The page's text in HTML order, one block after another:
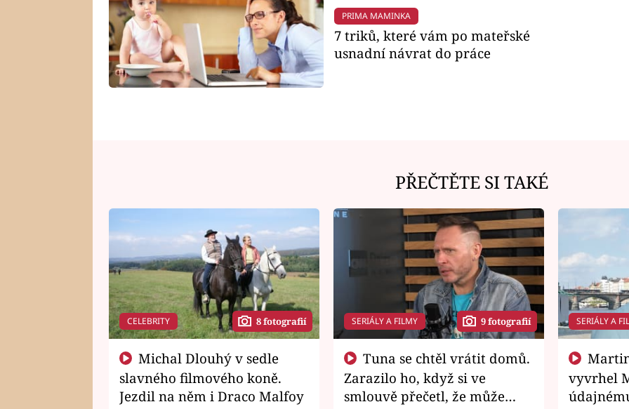
PRIMA MAMINKA
7 triků, které vám po mateřské
usnadní návrat do práce
PŘEČTĚTE SI TAKÉ
CELEBRITY 8 fotografií
slavného filmového koně.
Jezdil na něm i Draco Malfoy
SERIÁLY A FILMY 9 fotografií
Zarazilo ho, když si ve
smlouvě přečetl, že může
SERIÁLY A
vyvrhel